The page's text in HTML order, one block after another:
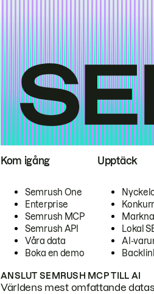
Kom igång
Semrush One
Enterprise
Semrush MCP
Semrush API
Våra data
Boka en demo
Upptäck
Lokal
AI-
ANSLUT SEMRUSH MCP TILL AI
Världens mest omfattande